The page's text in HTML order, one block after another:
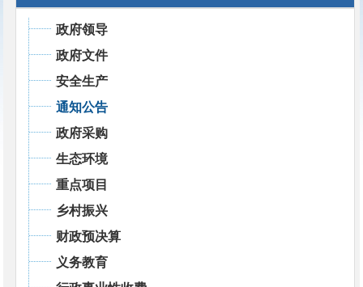
政府领导
政府文件
安全生产
通知公告
政府采购
生态环境
重点项目
乡村振兴
财政预决算
义务教育